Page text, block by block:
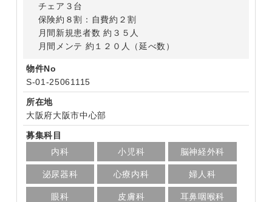
チェア３台
保険約８割：自費約２割
月間新規患者数 約３５人
月間メンテ 約１２０人（延べ数）
物件No
S-01-25061115
所在地
大阪府大阪市中心部
募集科目
内科
小児科 脳神経外科
泌尿器科 心療内科 婦人科
眼科 皮膚科 耳鼻咽喉科